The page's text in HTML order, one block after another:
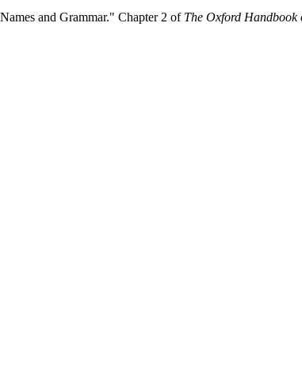
and Grammar." Chapter 2 of The Oxford Handbook